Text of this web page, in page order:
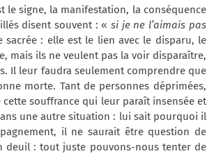
le signe, la manifestation, la conséquence
disent souvent : «si je ne l’aimais pas
: elle est le lien avec le disparu, le
mais ils ne veulent pas la voir disparaître,
Il leur faudra seulement comprendre que
morte. Tant de personnes déprimées,
souffrance qui leur paraît insensée et
une autre situation : lui sait pourquoi il
il ne saurait être question de
deuil : tout juste pouvons-nous tenter de